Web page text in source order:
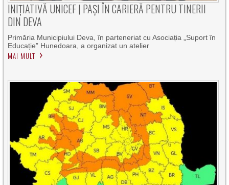
INIȚIATIVĂ UNICEF | PAȘI ÎN CARIERĂ PENTRU TINERII
DIN DEVA
Primăria Municipiului Deva, în parteneriat cu Asociația „Suport în
Educație” Hunedoara, a organizat un atelier
MAI MULT